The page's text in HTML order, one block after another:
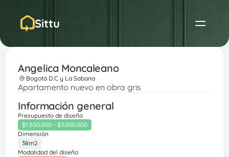
Sittu
Angelica Moncaleano
Bogotá D.C y La Sabana
Apartamento nuevo en obra gris
Información general
Presupuesto de diseño
$1.500.000 - $3.000.000
Dimensión
38m2
Modalidad del diseño